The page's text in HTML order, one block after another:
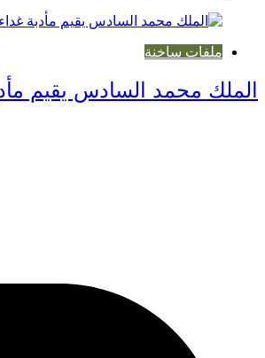
ملفات ساخنة
الملك محمد السادس يقيم